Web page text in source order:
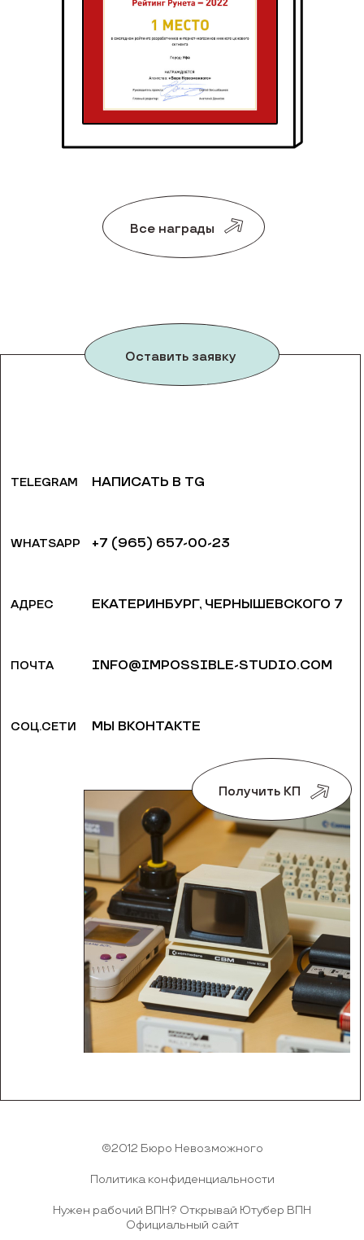
Все награды
Оставить заявку
TELEGRAM
WHATSAPP
АДРЕС
ПОЧТА
СОЦ.СЕТИ
НАПИСАТЬ В TG
+7 (965) 657-00-23
ЕКАТЕРИНБУРГ, ​ЧЕРНЫШЕВСКОГО 7
INFO@IMPOSSIBLE-STUDIO.COM
МЫ ВКОНТАКТЕ
Получить КП
©2012 Бюро Невозможного
Политика конфиденциальности
Нужен рабочий ВПН? Открывай Ютубер ВПН
Официальный сайт